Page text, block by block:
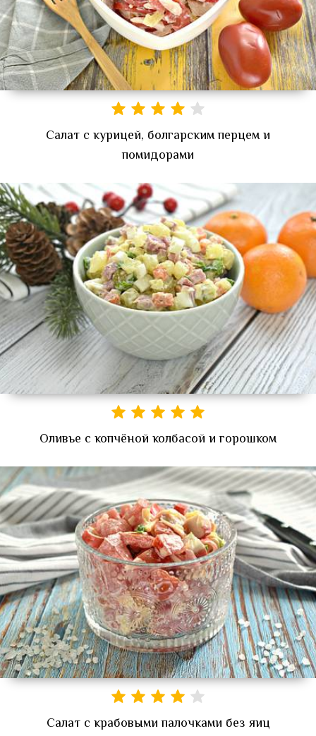
Салат с курицей, болгарским перцем и
помидорами
Оливье с копчёной колбасой и горошком
Салат с крабовыми палочками без яиц